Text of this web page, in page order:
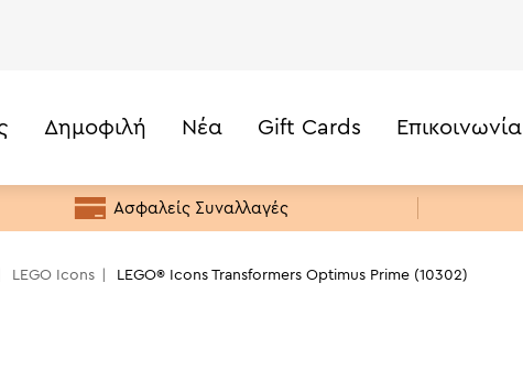
Κάτω από 20€
20€ -50€
Δημοφιλή Νέα Gift Cards Επικοινωνία
Ασφαλείς Συναλλαγές
LEGO Icons LEGO® Icons Transformers Optimus Prime (10302)
189,99 €